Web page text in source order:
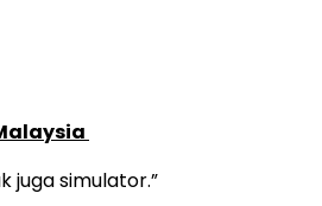
juga simulator.”